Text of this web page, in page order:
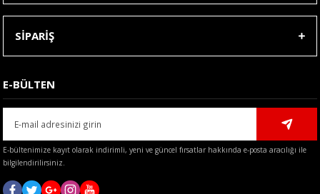
Bu ürüne benzer farklı alternatifler olmalı.
Gönder
SİPARİŞ
E-BÜLTEN
E-bültenimize kayıt olarak indirimli, yeni ve güncel fırsatlar hakkında e-posta aracılığı ile
bilgilendirilirsiniz.